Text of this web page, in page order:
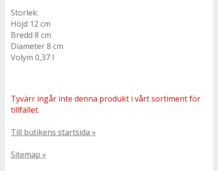
Storlek:
Höjd 12 cm
Bredd 8 cm
Diameter 8 cm
Volym 0,37 l
Tyvärr ingår inte denna produkt i vårt sortiment för
tillfället.
Till butikens startsida »
Sitemap »